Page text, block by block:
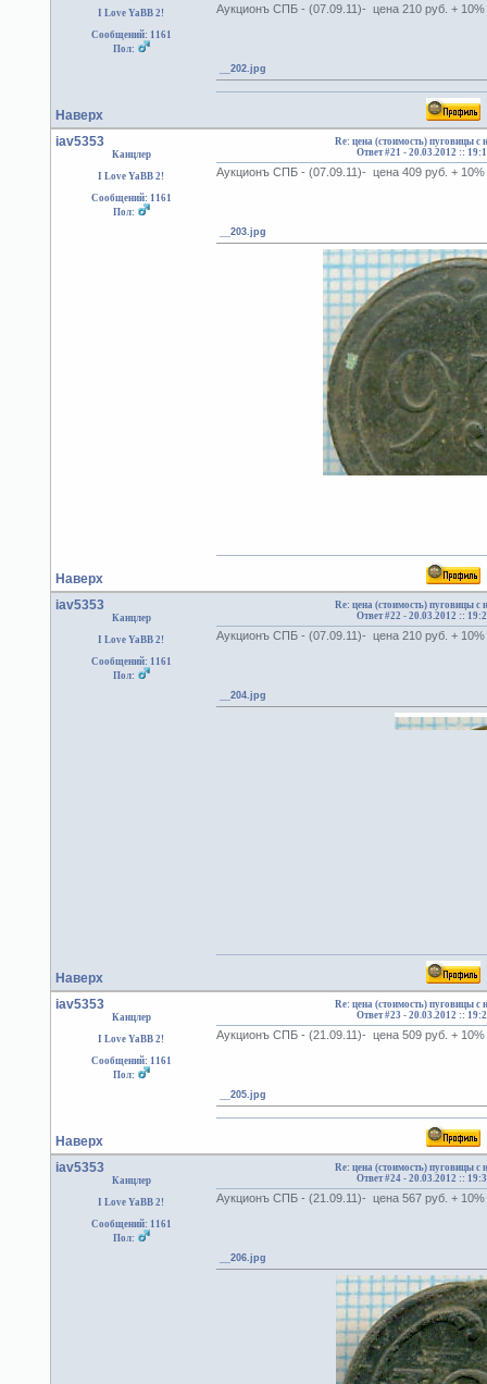
I Love YaBB 2!
Сообщений: 1161
Пол:
Аукционъ СПБ - (07.09.11)- цена 210 руб. +
Наверх
__202.jpg
iav5353
Канцлер
I Love YaBB 2!
Сообщений: 1161
Пол:
Re: цена (стоимость) пуговицы с
Ответ #21 - 20.03.2012 ::
Аукционъ СПБ - (07.09.11)- цена 409 руб. +
Наверх
__203.jpg
iav5353
Канцлер
I Love YaBB 2!
Сообщений: 1161
Пол:
Re: цена (стоимость) пуговицы с
Ответ #22 - 20.03.2012 ::
Аукционъ СПБ - (07.09.11)- цена 210 руб. +
Наверх
__204.jpg
iav5353
Канцлер
I Love YaBB 2!
Сообщений: 1161
Пол:
Re: цена (стоимость) пуговицы с
Ответ #23 - 20.03.2012 ::
Аукционъ СПБ - (21.09.11)- цена 509 руб. +
Наверх
__205.jpg
iav5353
Канцлер
I Love YaBB 2!
Сообщений: 1161
Пол:
Re: цена (стоимость) пуговицы с
Ответ #24 - 20.03.2012 ::
Аукционъ СПБ - (21.09.11)- цена 567 руб. +
__206.jpg